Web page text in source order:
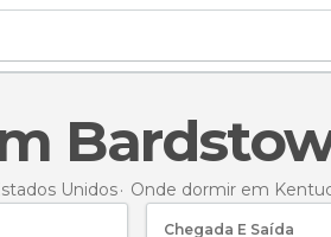
Unidos Onde dormir em
Chegada E Saída